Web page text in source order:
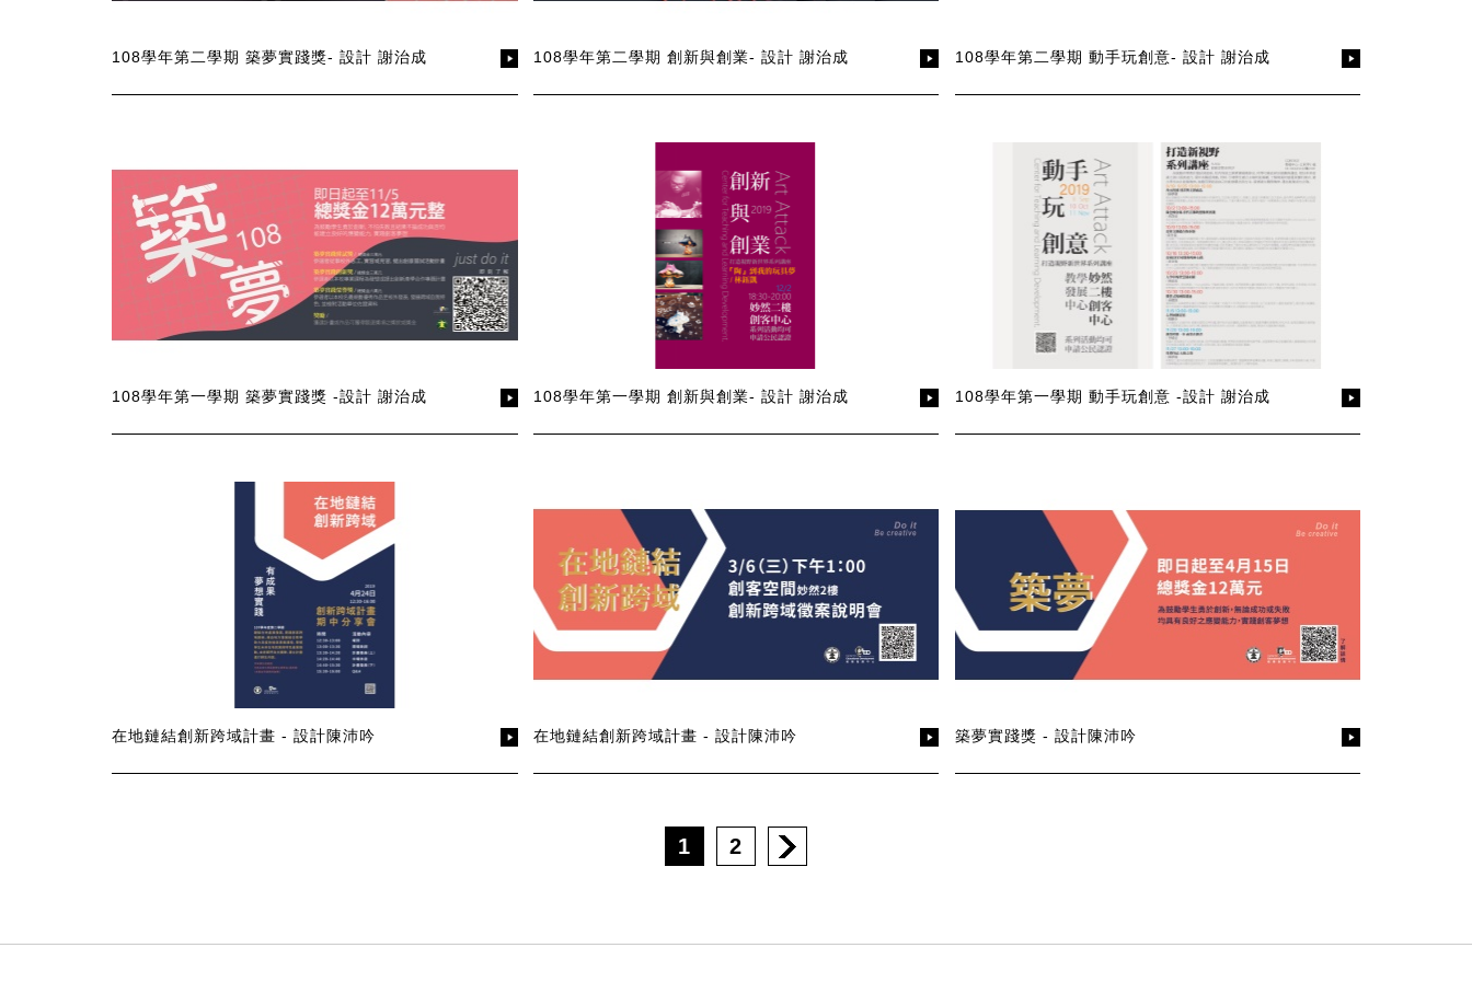
108學年第二學期 築夢實踐獎- 設計 謝治成 108學年第二學期 創新與創業- 設計 謝治成 108學年第二學期 動手玩創意- 設計 謝治成
108學年第一學期 築夢實踐獎 -設計 謝治成 108學年第一學期 創新與創業- 設計 謝治成 108學年第一學期 動手玩創意 -設計 謝治成
在地鏈結創新跨域計畫 - 設計陳沛吟 在地鏈結創新跨域計畫 - 設計陳沛吟 築夢實踐獎 - 設計陳沛吟
1 2